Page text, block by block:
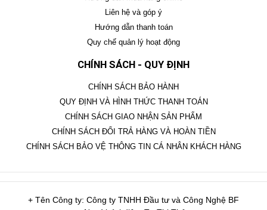
Liên hệ và góp ý
Hướng dẫn thanh toán
Quy chế quản lý hoạt động
CHÍNH SÁCH - QUY ĐỊNH
CHÍNH SÁCH BẢO HÀNH
QUY ĐỊNH VÀ HÌNH THỨC THANH TOÁN
CHÍNH SÁCH GIAO NHẬN SẢN PHẨM
CHÍNH SÁCH ĐỔI TRẢ HÀNG VÀ HOÀN TIỀN
CHÍNH SÁCH BẢO VỆ THÔNG TIN CÁ NHÂN KHÁCH HÀNG
+ Tên Công ty: Công ty TNHH Đầu tư và Công Nghệ BF